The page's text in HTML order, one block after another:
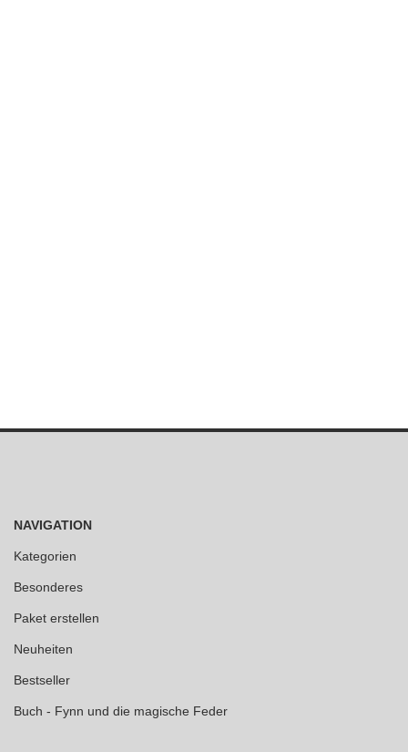
NAVIGATION
Kategorien
Besonderes
Paket erstellen
Neuheiten
Bestseller
Buch - Fynn und die magische Feder